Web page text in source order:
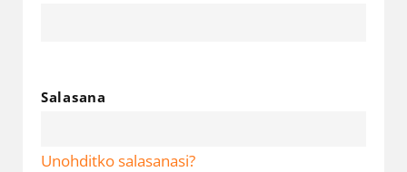
Salasana
Unohditko salasanasi?